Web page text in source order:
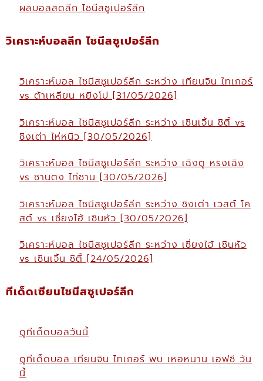
ผลบอลสดลีก ไชนีสซูเปอร์ลีก
วิเคราะห์บอลลีก ไชนีสซูเปอร์ลีก
วิเคราะห์บอล ไชนีสซูเปอร์ลีก ระหว่าง เทียนจิน ไทเกอร์
vs ต้าเหลียน หยิงโป [31/05/2026]
วิเคราะห์บอล ไชนีสซูเปอร์ลีก ระหว่าง เซินเจิ้น ซิตี้ vs
ชิงเต่า ไห่หนิว [30/05/2026]
วิเคราะห์บอล ไชนีสซูเปอร์ลีก ระหว่าง เฉิงตู หรงเฉิง
vs ซานตง ไท่ซาน [30/05/2026]
วิเคราะห์บอล ไชนีสซูเปอร์ลีก ระหว่าง ชิงเต่า เวสต์ โค
สต์ vs เซี่ยงไฮ้ เซินหัว [30/05/2026]
วิเคราะห์บอล ไชนีสซูเปอร์ลีก ระหว่าง เซี่ยงไฮ้ เซินหัว
vs เซินเจิ้น ซิตี้ [24/05/2026]
ทีเด็ดเซียนไชนีสซูเปอร์ลีก
ดูทีเด็ดบอลวันนี้
ดูทีเด็ดบอล เทียนจิน ไทเกอร์ พบ เหอหนาน เอฟซี วัน
นี้